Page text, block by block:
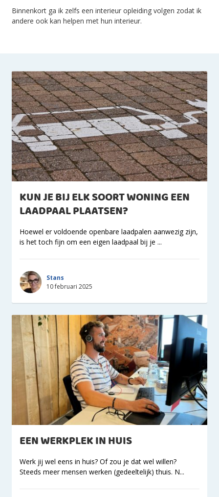
Binnenkort ga ik zelfs een interieur opleiding volgen zodat ik
andere ook kan helpen met hun interieur.
KUN JE BIJ ELK SOORT WONING EEN
LAADPAAL PLAATSEN?
Hoewel er voldoende openbare laadpalen aanwezig zijn,
is het toch fijn om een eigen laadpaal bij je ...
Stans
10 februari 2025
EEN WERKPLEK IN HUIS
Werk jij wel eens in huis? Of zou je dat wel willen?
Steeds meer mensen werken (gedeeltelijk) thuis. N...